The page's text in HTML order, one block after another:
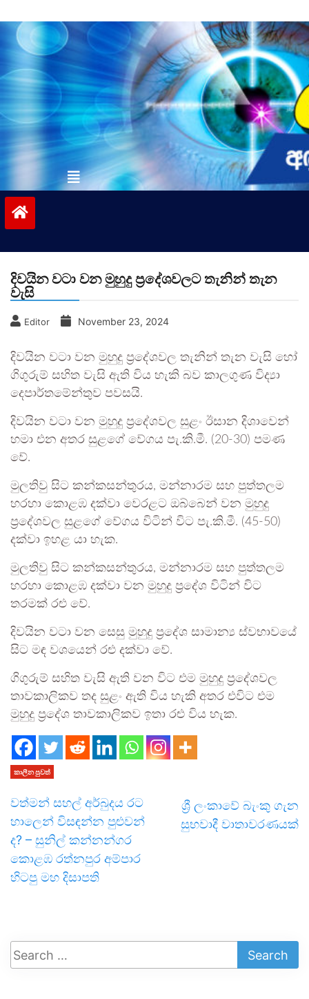
to
contentvinivida.lk
දිවයින වටා වන මුහුදු ප්‍රදේශවලට තැනින් තැන
වැසි
Editor November 23, 2024
දිවයින වටා වන මුහුදු ප්‍රදේශවල තැනින් තැන වැසි හෝ
ගිගුරුම් සහිත වැසි ඇති විය හැකි බව කාලගුණ විද්‍යා
දෙපාර්තමේන්තුව පවසයි.
දිවයින වටා වන මුහුදු ප්‍රදේශවල සුළං ඊසාන දිශාවෙන්
හමා එන අතර සුළගේ වේගය පැ.කි.මී. (20-30) පමණ
වේ.
මුලතිවු සිට කන්කසන්තුරය, මන්නාරම සහ පුත්තලම
හරහා කොළඹ දක්වා වෙරළට ඔබ්බෙන් වන මුහුදු
ප්‍රදේශවල සුළගේ වේගය විටින් විට පැ.කි.මී. (45-50)
දක්වා ඉහළ යා හැක.
මුලතිවු සිට කන්කසන්තුරය, මන්නාරම සහ පුත්තලම
හරහා කොළඹ දක්වා වන මුහුදු ප්‍රදේශ විටින් විට
තරමක් රළු වේ.
දිවයින වටා වන සෙසු මුහුදු ප්‍රදේශ සාමාන්‍ය ස්වභාවයේ
සිට මඳ වශයෙන් රළු දක්වා වේ.
ගිගුරුම් සහිත වැසි ඇති වන විට එම මුහුදු ප්‍රදේශවල
තාවකාලිකව තද සුළං ඇති විය හැකි අතර එවිට එම
මුහුදු ප්‍රදේශ තාවකාලිකව ඉතා රළු විය හැක.
කාලීන පුවත්
වත්මන් සහල් අර්බුදය රට
හාලෙන් විසඳන්න පුළුවන්
ද? – සුනිල් කන්නන්ගර
කොළඹ රත්නපුර අම්පාර
හිටපු මහ දිසාපති
ශ්‍රී ලංකාවේ බැංකු ගැන
සුභවාදී වාතාවරණයක්